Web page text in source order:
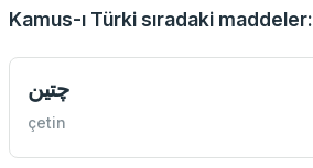
Kamus-ı Türki sıradaki maddeler:
چتين
çetin